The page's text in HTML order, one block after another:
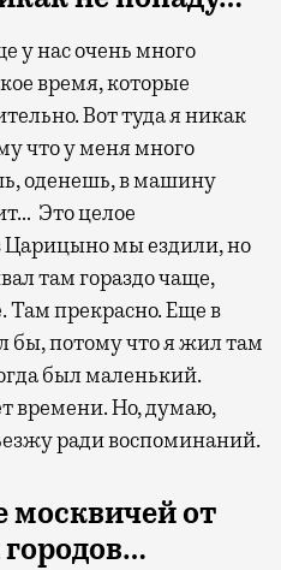
у нас очень много
время, которые
Вот туда я никак
что у меня много
оденешь, в машину
Это целое
Царицыно мы ездили, но
там гораздо чаще,
прекрасно. Еще в
бы, потому что я жил там
был маленький.
времени. Но, думаю,
ради воспоминаний.
москвичей от